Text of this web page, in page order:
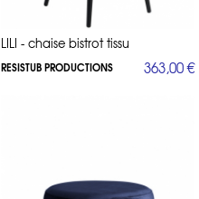
LILI - chaise bistrot tissu
RESISTUB PRODUCTIONS 363,00 €